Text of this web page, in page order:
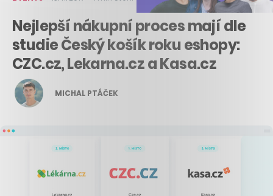
Nejlepší nákupní proces mají dle
studie Český košík roku eshopy:
CZC.cz, Lekarna.cz a Kasa.cz
MICHAL PTÁČEK